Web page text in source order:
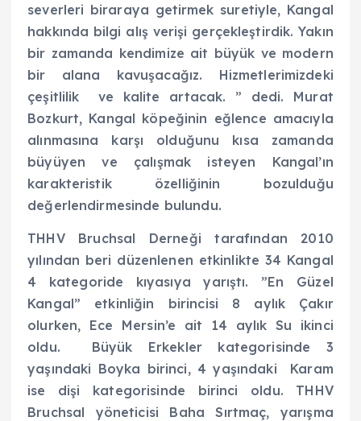
severleri biraraya getirmek suretiyle, Kangal
hakkında bilgi alış verişi gerçekleştirdik. Yakın
bir zamanda kendimize ait büyük ve modern
bir alana kavuşacağız. Hizmetlerimizdeki
çeşitlilik ve kalite artacak. ” dedi. Murat
Bozkurt, Kangal köpeğinin eğlence amacıyla
alınmasına karşı olduğunu kısa zamanda
büyüyen ve çalışmak isteyen Kangal’ın
karakteristik özelliğinin bozulduğu
değerlendirmesinde bulundu.
THHV Bruchsal Derneği tarafından 2010
yılından beri düzenlenen etkinlikte 34 Kangal
4 kategoride kıyasıya yarıştı. ”En Güzel
Kangal” etkinliğin birincisi 8 aylık Çakır
olurken, Ece Mersin’e ait 14 aylık Su ikinci
oldu. Büyük Erkekler kategorisinde 3
yaşındaki Boyka birinci, 4 yaşındaki Karam
ise dişi kategorisinde birinci oldu. THHV
Bruchsal yöneticisi Baha Sırtmaç, yarışma